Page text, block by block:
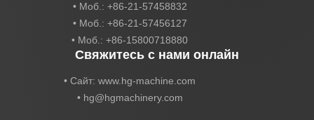
• Моб.: +86-21-57458832
• Моб.: +86-21-57456127
• Моб.: +86-15800718880
Свяжитесь с нами онлайн
• Сайт: www.hg-machine.com
• hg@hgmachinery.com